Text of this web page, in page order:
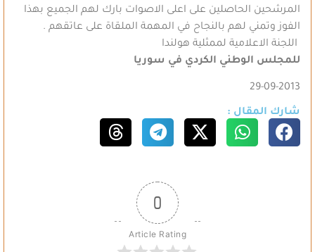
المرشحين الحاصلين على اعلى الاصوات بارك لهم الجميع بهذا
الفوز وتمني لهم بالنجاح في المهمة الملقاة على عاتقهم .
اللجنة الاعلامية لممثلية هولندا
للمجلس الوطني الكردي في سوريا
29-09-2013
شارك المقال :
0
Article Rating